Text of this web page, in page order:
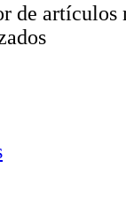
de artículos